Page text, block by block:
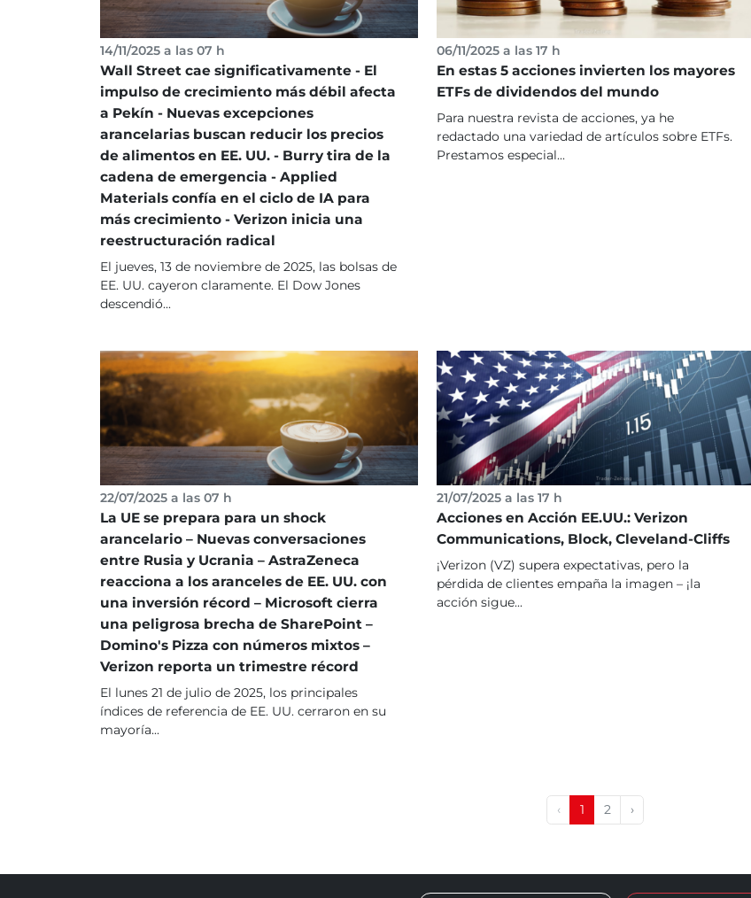
14/11/2025 a las 07 h
Wall Street cae significativamente - El
impulso de crecimiento más débil afecta
a Pekín - Nuevas excepciones
arancelarias buscan reducir los precios
de alimentos en EE. UU. - Burry tira de la
cadena de emergencia - Applied
Materials confía en el ciclo de IA para
más crecimiento - Verizon inicia una
reestructuración radical
El jueves, 13 de noviembre de 2025, las bolsas de
EE. UU. cayeron claramente. El Dow Jones
descendió...
06/11/2025 a las 17 h
En estas 5 acciones invierten los mayores
ETFs de dividendos del mundo
Para nuestra revista de acciones, ya he
redactado una variedad de artículos sobre ETFs.
Prestamos especial...
22/07/2025 a las 07 h
La UE se prepara para un shock
arancelario – Nuevas conversaciones
entre Rusia y Ucrania – AstraZeneca
reacciona a los aranceles de EE. UU. con
una inversión récord – Microsoft cierra
una peligrosa brecha de SharePoint –
Domino's Pizza con números mixtos –
Verizon reporta un trimestre récord
El lunes 21 de julio de 2025, los principales
índices de referencia de EE. UU. cerraron en su
mayoría...
21/07/2025 a las 17 h
Acciones en Acción EE.UU.: Verizon
Communications, Block, Cleveland-Cliffs
¡Verizon (VZ) supera expectativas, pero la
pérdida de clientes empaña la imagen – ¡la
acción sigue...
‹ 1 2 ›